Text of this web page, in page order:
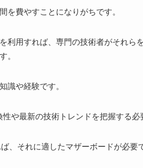
を費やすことになりがちです。
利用すれば、専門の技術者がそれ
。
識や経験です。
や最新の技術トレンドを把握する必
、それに適したマザーボードが必要